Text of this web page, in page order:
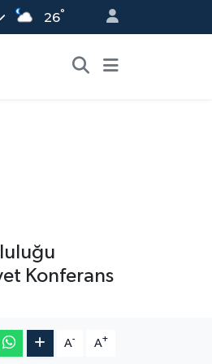
26°
Konferans
A- A+